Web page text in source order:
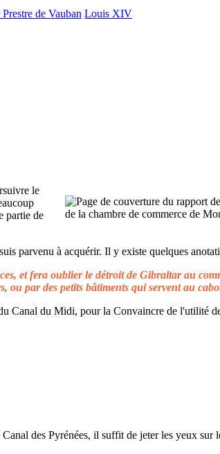
de Vauban Louis XIV
le
partie de
parvenu à acquérir. Il y existe quelques
et fera oublier le détroit de Gibraltar au
ou par des petits bâtiments qui servent au
Canal du Midi, pour la Convaincre de l'utilité
des Pyrénées, il suffit de jeter les yeux